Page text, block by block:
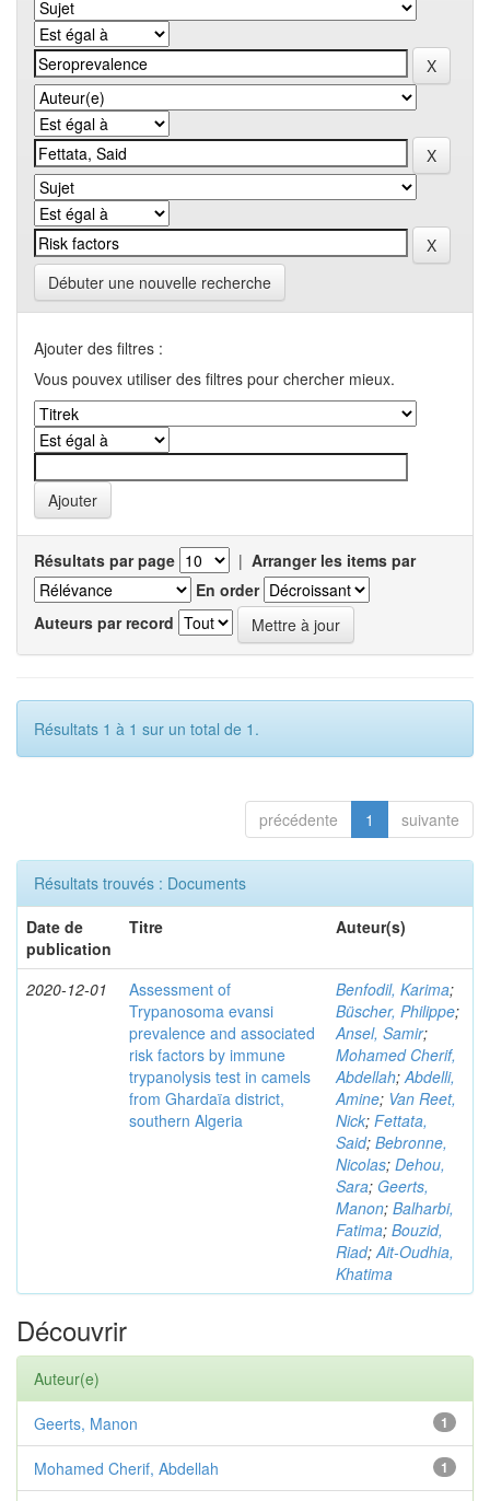
Débuter une nouvelle recherche
Ajouter des filtres :
Vous pouvex utiliser des filtres pour chercher mieux.
Résultats par page | Arranger les items par
En order
Auteurs par record
Résultats 1 à 1 sur un total de 1.
précédente 1 suivante
Résultats trouvés : Documents
Date de
publication
Titre Auteur(s)
2020-12-01
Assessment of
Trypanosoma evansi
prevalence and associated
risk factors by immune
trypanolysis test in camels
from Ghardaïa district,
southern Algeria
Benfodil, Karima;
Büscher, Philippe;
Ansel, Samir;
Mohamed Cherif,
Abdellah;Abdelli,
Amine; Van Reet,
Nick; Fettata,
Said; Bebronne,
Nicolas; Dehou,
Sara; Geerts,
Manon; Balharbi,
Fatima; Bouzid,
Riad;Ait-Oudhia,
Khatima
Découvrir
Auteur(e)
1
Geerts, Manon
1
Mohamed Cherif, Abdellah